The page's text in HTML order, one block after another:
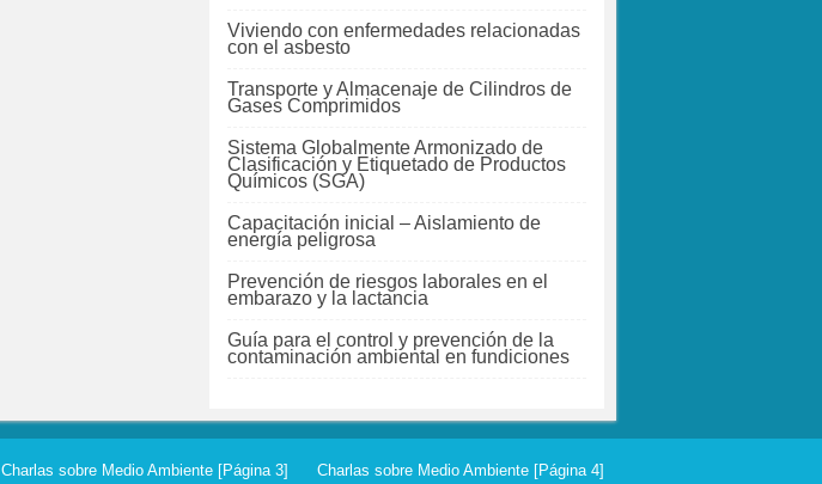
Viviendo con enfermedades relacionadas
con el asbesto
Transporte y Almacenaje de Cilindros de
Gases Comprimidos
Sistema Globalmente Armonizado de
Clasificación y Etiquetado de Productos
Químicos (SGA)
Capacitación inicial – Aislamiento de
energía peligrosa
Prevención de riesgos laborales en el
embarazo y la lactancia
Guía para el control y prevención de la
contaminación ambiental en fundiciones
Charlas sobre Medio Ambiente [Página 3] Charlas sobre Medio Ambiente [Página 4]